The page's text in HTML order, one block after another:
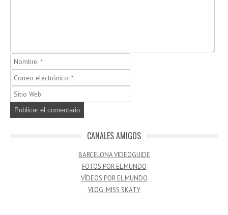
CANALES AMIGOS
BARCELONA VIDEOGUIDE
FOTOS POR EL MUNDO
VÍDEOS POR EL MUNDO
VLOG: MISS SKATY